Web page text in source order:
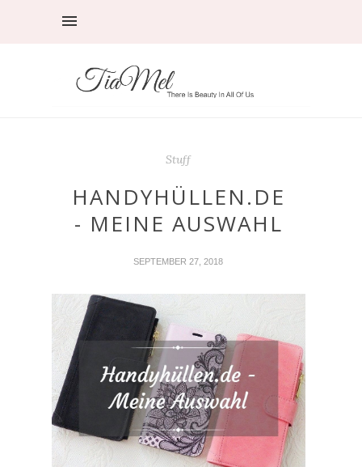
Stuff
HANDYHÜLLEN.DE
- MEINE AUSWAHL
SEPTEMBER 27, 2018